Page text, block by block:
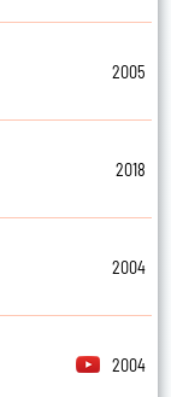
2005
2018
2004
2004